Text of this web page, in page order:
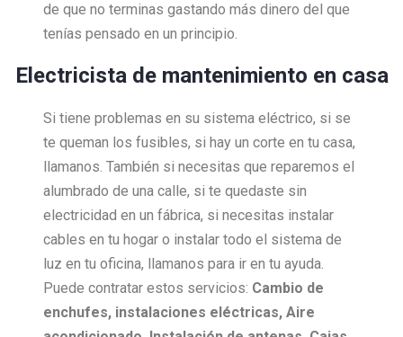
de que no terminas gastando más dinero del que
tenías pensado en un principio.
Electricista de mantenimiento en casa
Si tiene problemas en su sistema eléctrico, si se
te queman los fusibles, si hay un corte en tu casa,
llamanos. También si necesitas que reparemos el
alumbrado de una calle, si te quedaste sin
electricidad en un fábrica, si necesitas instalar
cables en tu hogar o instalar todo el sistema de
luz en tu oficina, llamanos para ir en tu ayuda.
Puede contratar estos servicios: Cambio de
enchufes, instalaciones eléctricas, Aire